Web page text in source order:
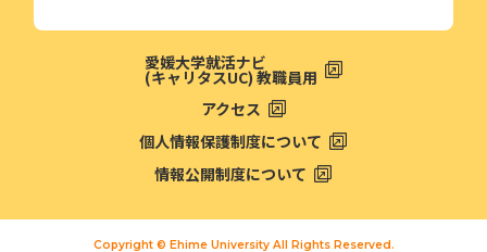
愛媛大学就活ナビ
(キャリタスUC) 教職員用
アクセス
個人情報保護制度について
情報公開制度について
Copyright © Ehime University All Rights Reserved.